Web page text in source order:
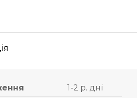
1-2 р. дні